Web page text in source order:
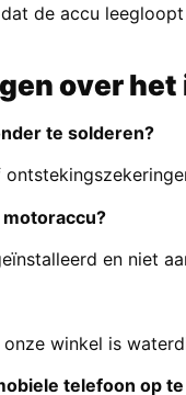
de accu
over
te solderen?
en niet
winkel is
telefoon op